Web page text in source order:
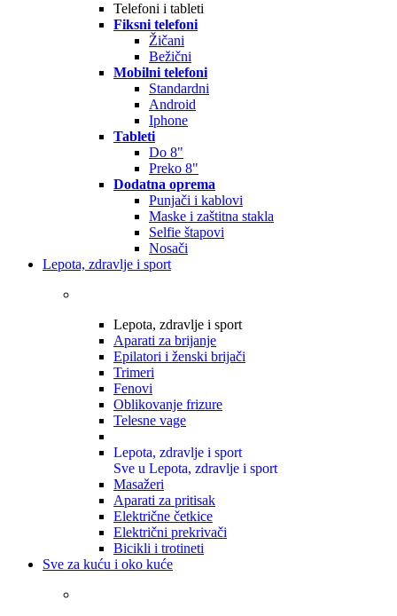
Telefoni i tableti
Fiksni telefoni
Žičani
Bežični
Mobilni telefoni
Standardni
Android
Iphone
Tableti
Do 8"
Preko 8"
Dodatna oprema
Punjači i kablovi
Maske i zaštitna stakla
Selfie štapovi
Nosači
Lepota, zdravlje i sport
Lepota, zdravlje i sport
Aparati za brijanje
Epilatori i ženski brijači
Trimeri
Fenovi
Oblikovanje frizure
Telesne vage
Lepota, zdravlje i sport
Sve u Lepota, zdravlje i sport
Masažeri
Aparati za pritisak
Električne četkice
Električni prekrivači
Bicikli i trotineti
Sve za kuću i oko kuće